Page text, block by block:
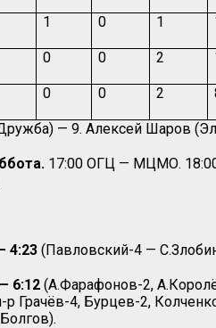
1 0 1
0 0 2
0 0 2
— 9. Алексей Шаров
17:00 ОГЦ — МЦМО. 18:00
4:23 (Павловский-4 —
6:12 (А.Фарафонов-2,
р Грачёв-4, Бурцев-2,